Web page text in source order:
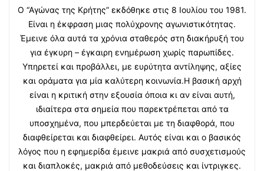
Ο “Αγώνας της Κρήτης” εκδόθηκε στις 8 Ιουλίου του 1981.
Είναι η έκφραση μιας πολύχρονης αγωνιστικότητας.
Έμεινε όλα αυτά τα χρόνια σταθερός στη διακήρυξή του
για έγκυρη – έγκαιρη ενημέρωση χωρίς παρωπίδες.
Υπηρετεί και προβάλλει, με ευρύτητα αντίληψης, αξίες
και οράματα για μία καλύτερη κοινωνία.Η βασική αρχή
είναι η κριτική στην εξουσία όποια κι αν είναι αυτή,
ιδιαίτερα στα σημεία που παρεκτρέπεται από τα
υποσχημένα, που μπερδεύεται με τη διαφθορά, που
διαφθείρεται και διαφθείρει. Αυτός είναι και ο βασικός
λόγος που η εφημερίδα έμεινε μακριά από συσχετισμούς
και διαπλοκές, μακριά από μεθοδεύσεις και ίντριγκες.